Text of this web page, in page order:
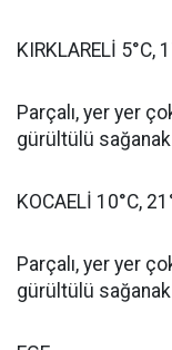
KIRKLARELİ 5°C,
Parçalı, yer yer
gürültülü sağanak
KOCAELİ 10°C,
Parçalı, yer yer
gürültülü sağanak